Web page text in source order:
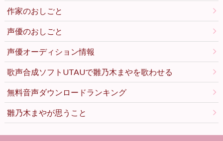
作家のおしごと
声優のおしごと
声優オーディション情報
歌声合成ソフトUTAUで雛乃木まやを歌わせる
無料音声ダウンロードランキング
雛乃木まやが思うこと